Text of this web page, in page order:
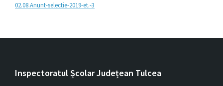
02.08.Anunt-selectie-2019-et.-3
Inspectoratul Școlar Județean Tulcea